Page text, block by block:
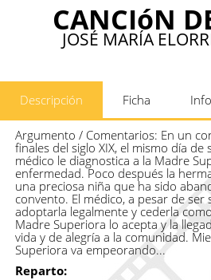
CANCIóN
JOSÉ MARÍA
Descripción Ficha
Argumento / Comentarios: En un
finales del siglo XIX, el mismo día de
médico le diagnostica a la Madre
enfermedad. Poco después la
una preciosa niña que ha sido
convento. El médico, a pesar de ser
adoptarla legalmente y cederla
Madre Superiora lo acepta y la
vida y de alegría a la comunidad.
Superiora va empeorando...
Reparto: